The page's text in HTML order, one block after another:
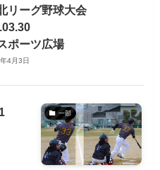
リーグ野球大会
ポーツ広場
4月3日
一部